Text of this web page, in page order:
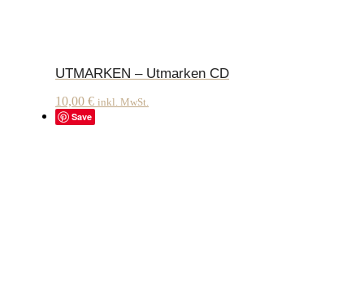
UTMARKEN – Utmarken CD
10,00 € inkl. MwSt.
Save